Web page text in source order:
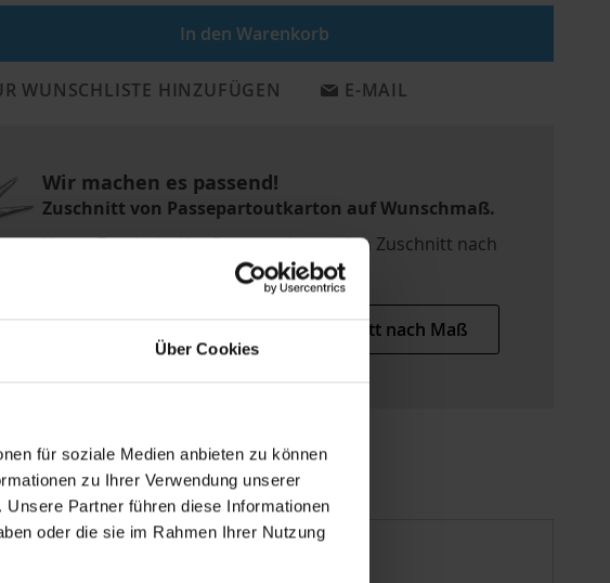
Über Cookies
für soziale Medien anbieten zu können
zu Ihrer Verwendung unserer
Partner führen diese Informationen
oder die sie im Rahmen Ihrer Nutzung
In den Warenkorb
WUNSCHLISTE HINZUFÜGEN E-MAIL
Wir machen es passend!
Zuschnitt von Passepartoutkarton auf Wunschmaß.
Unser Zuschnitt-Konfigurator bietet den Zuschnitt nach
Zuschnitt nach Maß